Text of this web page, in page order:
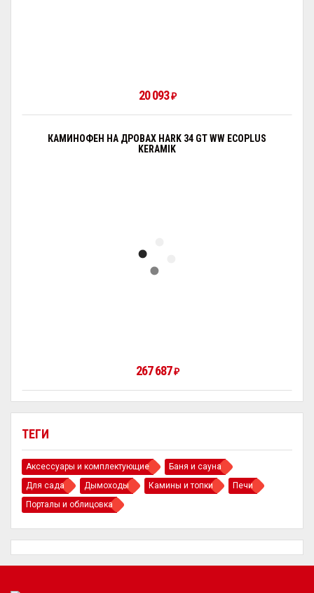
ТЕГИ
Аксессуары и комплектующие
Баня и сауна
Для сада
Дымоходы Камины и топки
Печи
Порталы и облицовка
20 093₽
КАМИНОФЕН НА ДРОВАХ HARK 34 GT WW ECOPLUS
KERAMIK
267 687₽